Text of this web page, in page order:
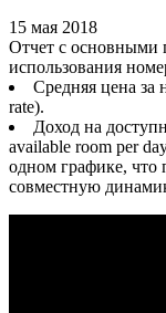
15 мая 2018
Отчет с основными
использования
Средняя цена за
rate).
Доход на
available room per
одном графике, что
совместную